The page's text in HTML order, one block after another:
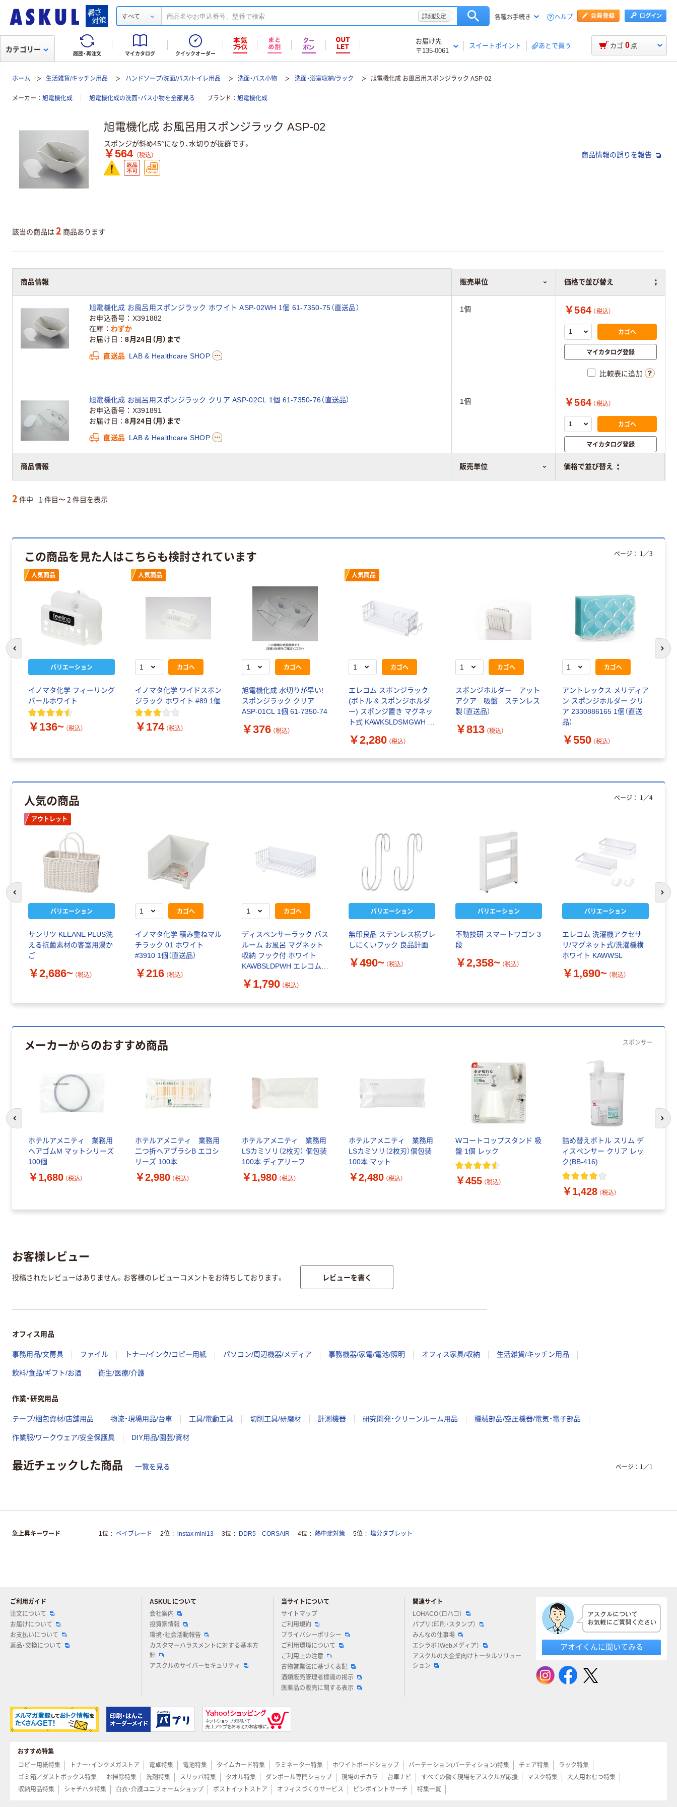
すべて 詳細設定 各種お手続き ヘルプ
履歴・再注文 マイカタログ クイックオーダー
お届け先
〒135-0061
スイートポイント あとで買う
カテゴリー カゴ 0 点
ホーム 生活雑貨/キッチン用品 ハンドソープ/洗面/バス/トイレ用品 洗面・バス小物 洗面・浴室収納/ラック 旭電機化成 お風呂用スポンジラック ASP-02
メーカー 旭電機化成 旭電機化成の洗面・バス小物を全部見る ブランド 旭電機化成
旭電機化成 お風呂用スポンジラック ASP-02
スポンジが斜め45°になり、水切りが抜群です。
￥564 （税込） 商品情報の誤りを報告
該当の商品は 2 商品あります
商品情報 販売単位 価格で並び替え
商品情報 販売単位 価格で並び替え
旭電機化成 お風呂用スポンジラック ホワイト ASP-02WH 1個 61-7350-75（直送品）
お申込番号
X391882
在庫
わずか
お届け日
8月24日（月）まで
直送品 LAB & Healthcare SHOP
1個 ￥564 （税込）
カゴへ
マイカタログ登録
比較表に追加
旭電機化成 お風呂用スポンジラック クリア ASP-02CL 1個 61-7350-76（直送品）
お申込番号
X391891
お届け日
8月24日（月）まで
直送品 LAB & Healthcare SHOP
1個 ￥564 （税込）
カゴへ
マイカタログ登録
比較表に追加
2 件中 1 件目〜 2 件目を表示
この商品を見た人はこちらも検討されています
人気商品
バリエーション
イノマタ化学 フィーリング
パールホワイト
￥136~ （税込）
人気商品
カゴへ
イノマタ化学 ワイドスポン
ジラック ホワイト #89 1個
￥174 （税込）
カゴへ
旭電機化成 水切りが早い!
スポンジラック クリア
ASP-01CL 1個 61-7350-74
￥376 （税込）
人気商品
カゴへ
エレコム スポンジラック
(ボトル & スポンジホルダ
ー) スポンジ置き マグネッ
ト式 KAWKSLDSMGWH 1
￥2,280 （税込）
カゴへ
スポンジホルダー アット
アクア 吸盤 ステンレス
製（直送品）
￥813 （税込）
カゴへ
アントレックス メリディア
ン スポンジホルダー クリ
ア 2330886165 1個（直送
品）
￥550 （税込）
ページ： 1 ／3
次
人気の商品
アウトレット
バリエーション
サンリツ KLEANE PLUS洗
える抗菌素材の客室用湯か
ご
￥2,686~ （税込）
カゴへ
イノマタ化学 積み重ねマル
チラック 01 ホワイト
#3910 1個（直送品）
￥216 （税込）
カゴへ
ディスペンサーラック バス
ルーム お風呂 マグネット
収納 フック付 ホワイト
KAWBSLDPWH エレコム 1
￥1,790 （税込）
バリエーション
無印良品 ステンレス横ブレ
しにくいフック 良品計画
￥490~ （税込）
バリエーション
不動技研 スマートワゴン 3
段
￥2,358~ （税込）
バリエーション
エレコム 洗濯機アクセサ
リ/マグネット式/洗濯機横
ホワイト KAWWSL
￥1,690~ （税込）
ページ： 1 ／4
次
メーカーからのおすすめ商品 スポンサー
ホテルアメニティ 業務用
ヘアゴムM マットシリーズ
100個
￥1,680 （税込）
ホテルアメニティ 業務用
二つ折ヘアブラシB エコシ
リーズ 100本
￥2,980 （税込）
ホテルアメニティ 業務用
LSカミソリ（2枚刃） 個包装
100本 ディアリーフ
￥1,980 （税込）
ホテルアメニティ 業務用
LSカミソリ（2枚刃）個包装
100本 マット
￥2,480 （税込）
Wコートコップスタンド 吸
盤 1個 レック
￥455 （税込）
詰め替えボトル スリム デ
ィスペンサー クリア レッ
ク(BB-416)
￥1,428 （税込）
次
お客様レビュー
投稿されたレビューはありません。お客様のレビューコメントをお待ちしております。 レビューを書く
オフィス用品
事務用品/文房具 ファイル トナー/インク/コピー用紙 パソコン/周辺機器/メディア 事務機器/家電/電池/照明 オフィス家具/収納 生活雑貨/キッチン用品
飲料/食品/ギフト/お酒 衛生/医療/介護
作業・研究用品
テープ/梱包資材/店舗用品 物流・現場用品/台車 工具/電動工具 切削工具/研磨材 計測機器 研究開発・クリーンルーム用品 機械部品/空圧機器/電気・電子部品
作業服/ワークウェア/安全保護具 DIY用品/園芸/資材
最近チェックした商品 一覧を見る ページ： 1 ／1
急上昇キーワード 1位 ベイブレード 2位 instax mini13 3位 DDR5 CORSAIR 4位 熱中症対策 5位 塩分タブレット
ご利用ガイド
注文について
お届けについて
お支払いについて
返品・交換について
ASKUL について
会社案内
投資家情報
環境・社会活動報告
カスタマーハラスメントに対する基本方
針
アスクルのサイバーセキュリティ
当サイトについて
サイトマップ
ご利用規約
プライバシーポリシー
ご利用環境について
ご利用上の注意
古物営業法に基づく表記
酒類販売管理者標識の掲示
医薬品の販売に関する表示
関連サイト
LOHACO（ロハコ）
パプリ（印刷・スタンプ）
みんなの仕事場
エシラボ（Webメディア）
アスクルの大企業向けトータルソリュー
ション
アオイくんに聞いてみる
おすすめ特集
コピー用紙特集
トナー・インクメガストア 電卓特集 電池特集 タイムカード特集 ラミネーター特集 ホワイトボードショップ パーテーション(パーティション)特集 チェア特集
ラック特集
ゴミ箱／ダストボックス特集
お掃除特集 洗剤特集 スリッパ特集 タオル特集 ダンボール専門ショップ 現場のチカラ 台車ナビ すべての働く現場をアスクルが応援 マスク特集
大人用おむつ特集
収納用品特集
シャチハタ特集 白衣・介護ユニフォームショップ ポストイットストア オフィスづくりサービス ピンポイントサーチ 特集一覧